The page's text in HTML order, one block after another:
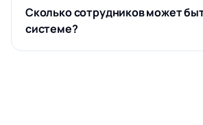
Сколько сотрудников может
системе?